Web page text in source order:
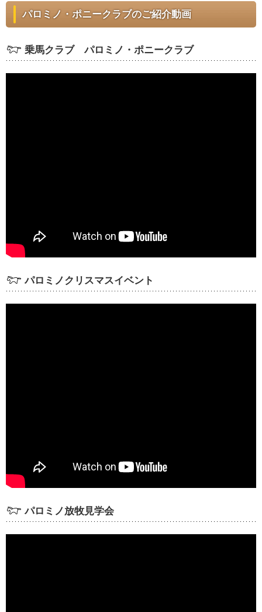
パロミノ・ポニークラブのご紹介動画
乗馬クラブ パロミノ・ポニークラブ
パロミノクリスマスイベント
パロミノ放牧見学会